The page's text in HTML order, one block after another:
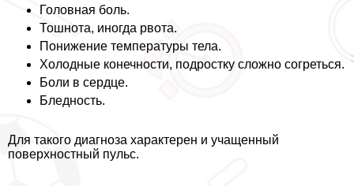
Головная боль.
Тошнота, иногда рвота.
Понижение температуры тела.
Холодные конечности, подростку сложно согреться.
Боли в сердце.
Бледность.
Для такого диагноза хаpaктерен и учащенный
поверхностный пульс.